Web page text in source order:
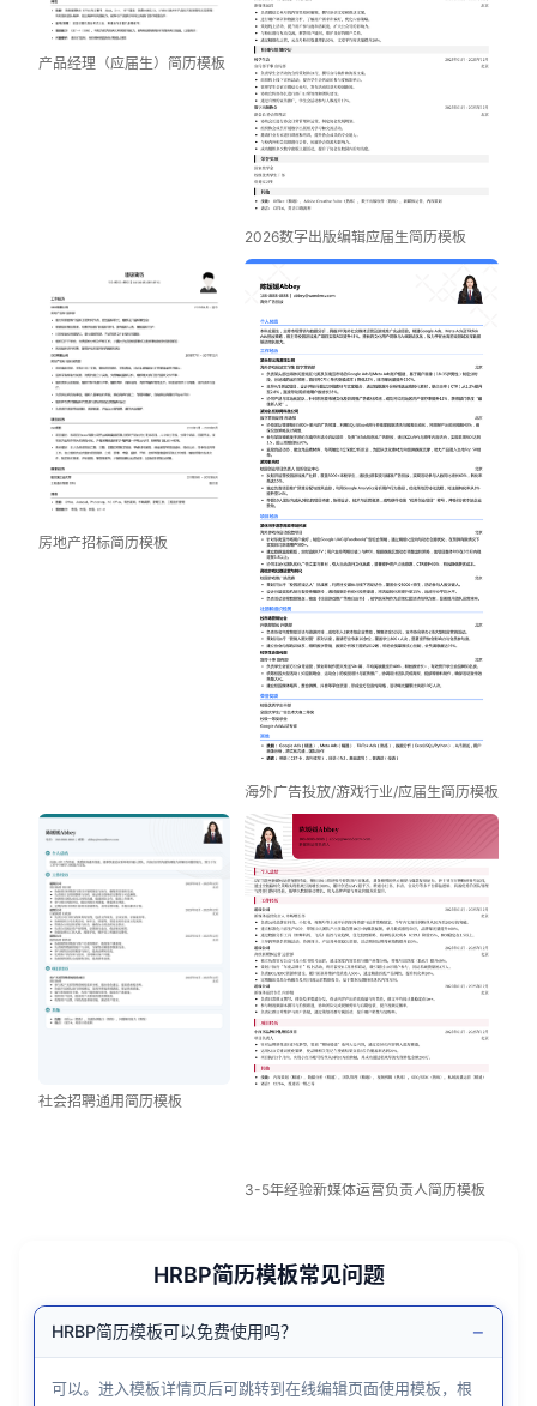
产品经理（应届生）简历模板
2026数字出版编辑应届生简历模板
房地产招标简历模板
海外广告投放/游戏行业/应届生简历模板
社会招聘通用简历模板
3-5年经验新媒体运营负责人简历模板
HRBP简历模板常见问题
HRBP简历模板可以免费使用吗？ −
可以。进入模板详情页后可跳转到在线编辑页面使用模板，根